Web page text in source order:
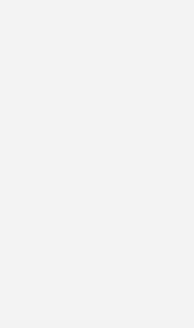
nicht über lange Zeit
als dritter wichtiger Punkt in der
mögen zwar öffentliche
der Trinkwasserqualität
oder
– von Ein- und
Dort hat vielfach über
den Auftrag erhalten, die
Risiko für eine Legionellenbildung zu
wiederkehrend überwachen zu
von Trinkwasser-Installationen
jeder Vermieter, der seinem
dort vorhandenen Zapfstellen zum
– steht hier in der